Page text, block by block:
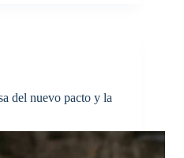
del nuevo pacto y la